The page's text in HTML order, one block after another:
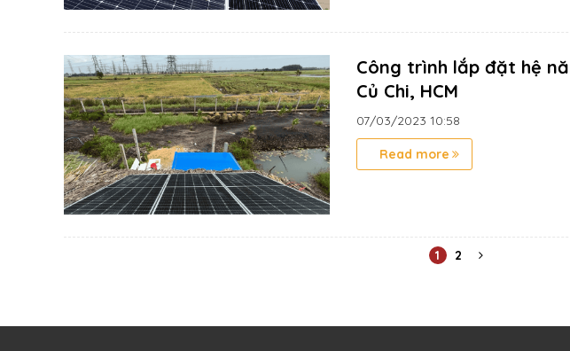
Công trình lắp đặt hệ
Củ Chi, HCM
07/03/2023 10:58
Read more
1 2